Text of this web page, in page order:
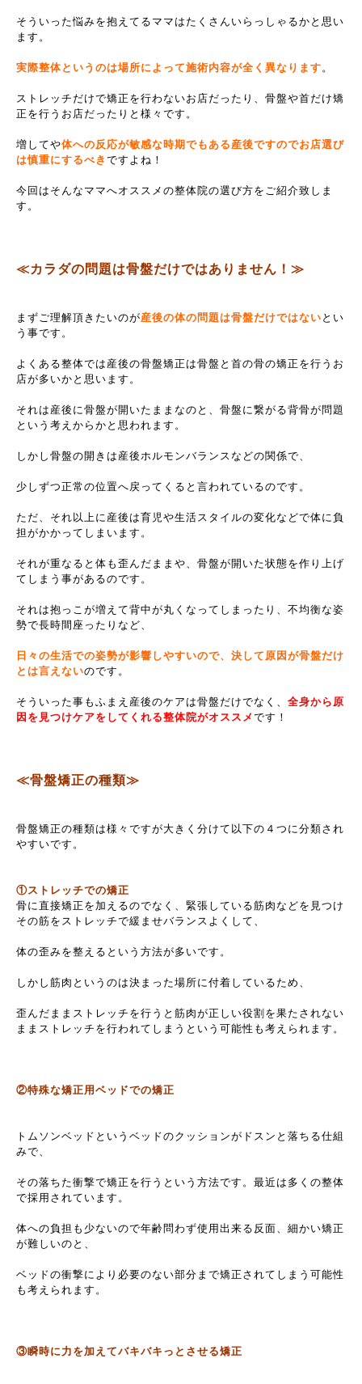
そういった悩みを抱えてるママはたくさんいらっしゃるかと思い
ます。
実際整体というのは場所によって施術内容が全く異なります。
ストレッチだけで矯正を行わないお店だったり、骨盤や首だけ矯
正を行うお店だったりと様々です。
増してや体への反応が敏感な時期でもある産後ですのでお店選び
は慎重にするべき ですよね！
今回はそんなママへオススメの整体院の選び方をご紹介致しま
す。
≪カラダの問題は骨盤だけではありません！≫
まずご理解頂きたいのが産後の体の問題は骨盤だけではない とい
う事です。
よくある整体では産後の骨盤矯正は骨盤と首の骨の矯正を行うお
店が多いかと思います。
それは産後に骨盤が開いたままなのと、骨盤に繋がる背骨が問題
という考えからかと思われます。
しかし骨盤の開きは産後ホルモンバランスなどの関係で、
少しずつ正常の位置へ戻ってくると言われているのです。
ただ、それ以上に産後は育児や生活スタイルの変化などで体に負
担がかかってしまいます。
それが重なると体も歪んだままや、骨盤が開いた状態を作り上げ
てしまう事があるのです。
それは抱っこが増えて背中が丸くなってしまったり、不均衡な姿
勢で長時間座ったりなど、
日々の生活での姿勢が影響しやすいので、決して原因が骨盤だけ
とは言えないのです。
そういった事もふまえ産後のケアは骨盤だけでなく、 全身から原
因を見つけケアをしてくれる整体院がオススメ です！
≪骨盤矯正の種類≫
骨盤矯正の種類は様々ですが大きく分けて以下の４つに分類され
やすいです。
①ストレッチでの矯正
骨に直接矯正を加えるのでなく、緊張している筋肉などを見つけ
その筋をストレッチで緩ませバランスよくして、
体の歪みを整えるという方法が多いです。
しかし筋肉というのは決まった場所に付着しているため、
歪んだままストレッチを行うと筋肉が正しい役割を果たされない
ままストレッチを行われてしまうという可能性も考えられます。
②特殊な矯正用ベッドでの矯正
トムソンベッドというベッドのクッションがドスンと落ちる仕組
みで、
その落ちた衝撃で矯正を行うという方法です。最近は多くの整体
で採用されています。
体への負担も少ないので年齢問わず使用出来る反面、細かい矯正
が難しいのと、
ベッドの衝撃により必要のない部分まで矯正されてしまう可能性
も考えられます。
③瞬時に力を加えてバキバキっとさせる矯正